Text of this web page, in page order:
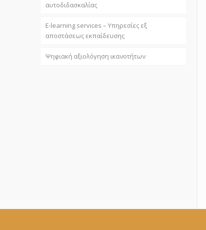
αυτοδιδασκαλίας
E-learning services – Υπηρεσίες εξ
αποστάσεως εκπαίδευσης
Ψηφιακή αξιολόγηση ικανοτήτων